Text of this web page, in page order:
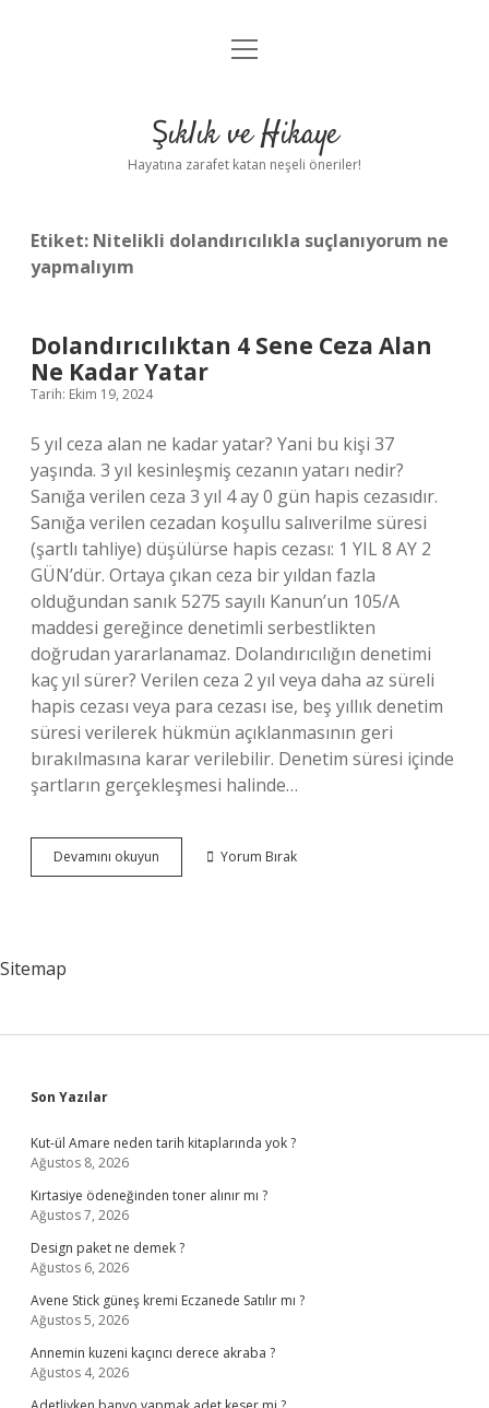
Anasayfa
Yasal Uyarı
menüyü
Şıklık ve Hikaye
Hayatına zarafet katan neşeli öneriler!
Etiket: Nitelikli dolandırıcılıkla suçlanıyorum ne
yapmalıyım
Dolandırıcılıktan 4 Sene Ceza Alan
Ne Kadar Yatar
Tarih: Ekim 19, 2024
5 yıl ceza alan ne kadar yatar? Yani bu kişi 37
yaşında. 3 yıl kesinleşmiş cezanın yatarı nedir?
Sanığa verilen ceza 3 yıl 4 ay 0 gün hapis cezasıdır.
Sanığa verilen cezadan koşullu salıverilme süresi
(şartlı tahliye) düşülürse hapis cezası: 1 YIL 8 AY 2
GÜN’dür. Ortaya çıkan ceza bir yıldan fazla
olduğundan sanık 5275 sayılı Kanun’un 105/A
maddesi gereğince denetimli serbestlikten
doğrudan yararlanamaz. Dolandırıcılığın denetimi
kaç yıl sürer? Verilen ceza 2 yıl veya daha az süreli
hapis cezası veya para cezası ise, beş yıllık denetim
süresi verilerek hükmün açıklanmasının geri
bırakılmasına karar verilebilir. Denetim süresi içinde
şartların gerçekleşmesi halinde…
Devamını okuyun Dolandırıcılıktan
4
Yorum Bırak
Sitemap
Sidebar
Son Yazılar
Kut-ül Amare neden tarih kitaplarında yok ?
Ağustos 8, 2026
Kırtasiye ödeneğinden toner alınır mı ?
Ağustos 7, 2026
Design paket ne demek ?
Ağustos 6, 2026
Avene Stick güneş kremi Eczanede Satılır mı ?
Ağustos 5, 2026
Annemin kuzeni kaçıncı derece akraba ?
Ağustos 4, 2026